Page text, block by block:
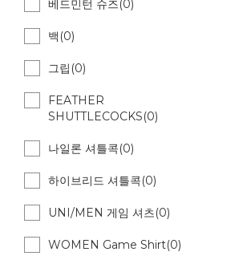
베드민턴 슈즈(0)
백(0)
그립(0)
FEATHER
SHUTTLECOCKS(0)
나일론 셔틀콕(0)
하이브리드 셔틀콕(0)
UNI/MEN 게임 셔츠(0)
WOMEN Game Shirt(0)